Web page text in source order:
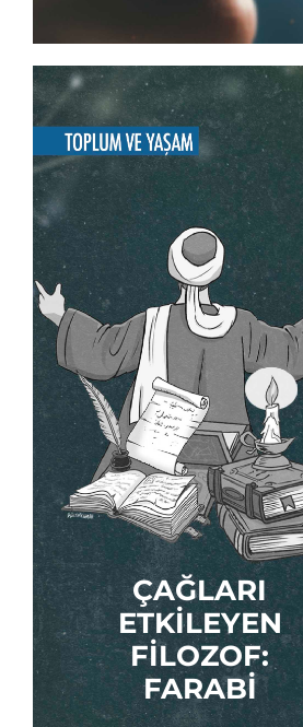
ÇAĞLARI
ETKILEYEN
FILOZOF:
FARABI